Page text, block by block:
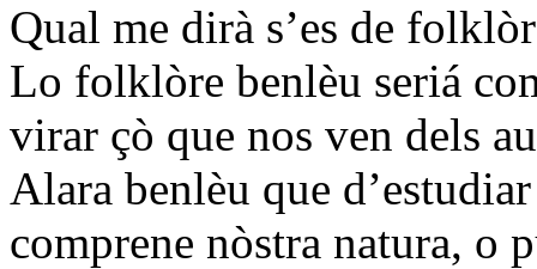
Qual me dirà s’es de
Lo folklòre benlèu seriá
virar çò que nos ven dels
Alara benlèu que
comprene nòstra natura, o